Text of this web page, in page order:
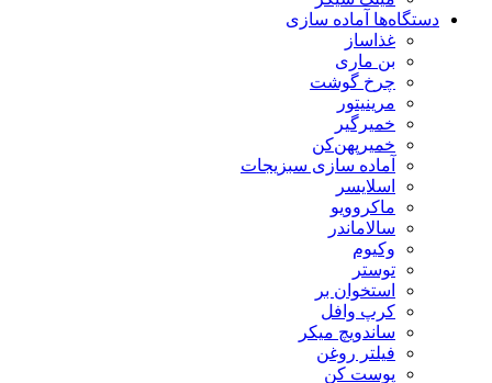
دستگاه‌ها آماده سازی
غذاساز
بن ماری
چرخ گوشت
مرینیتور
خمیرگیر
خمیر‌پهن‌کن
آماده سازی سبزیجات
اسلایسر
ماکروویو
سالاماندر
وکیوم
توستر
استخوان بر
کرپ وافل
ساندویچ میکر
فیلتر روغن
پوست کن